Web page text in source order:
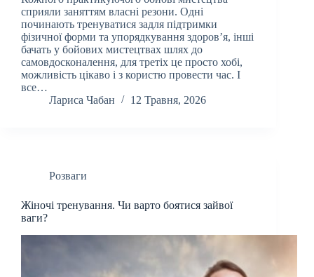
сприяли заняттям власні резони. Одні
починають тренуватися задля підтримки
фізичної форми та упорядкування здоров’я, інші
бачать у бойових мистецтвах шлях до
самовдосконалення, для третіх це просто хобі,
можливість цікаво і з користю провести час. І
все…
Лариса Чабан
12 Травня, 2026
Розваги
Жіночі тренування. Чи варто боятися зайвої
ваги?